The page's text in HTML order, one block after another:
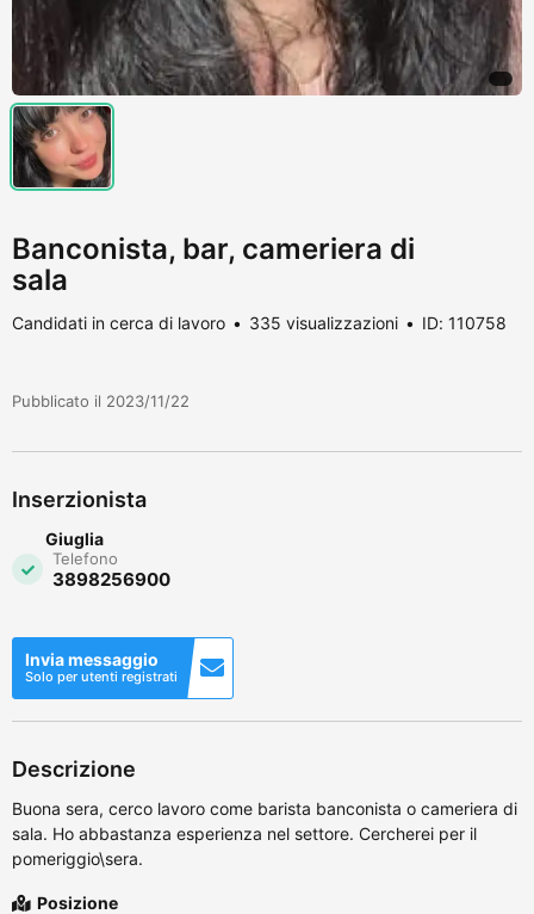
Banconista, bar, cameriera di
sala
Candidati in cerca di lavoro 335 visualizzazioni ID: 110758
Pubblicato il 2023/11/22
Inserzionista
Giuglia
Telefono
3898256900
Invia messaggio
Solo per utenti registrati
Descrizione
Buona sera, cerco lavoro come barista banconista o cameriera di
sala. Ho abbastanza esperienza nel settore. Cercherei per il
pomeriggio\sera.
Posizione